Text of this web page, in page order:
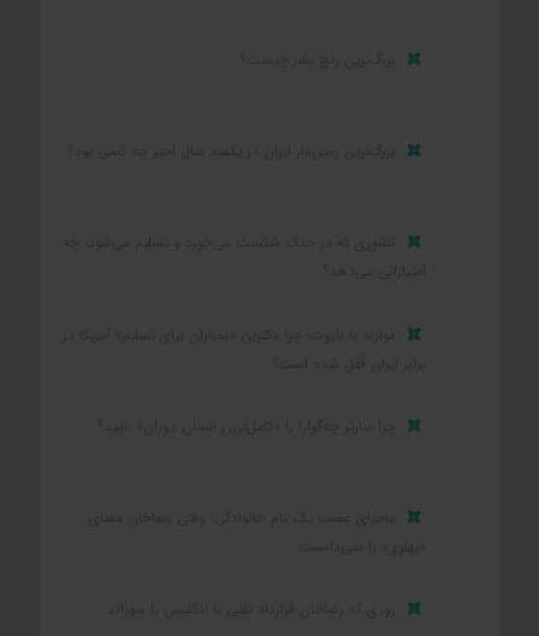
بزرگ‌ترین رنج بشر چیست؟
بزرگ‌ترین زمین‌دار ایران در یکصد سال اخیر چه کسی بود؟
کشوری که در جنگ شکست می‌خورد و تسلیم می‌شود، چه
امتیازاتی می‌دهد؟
موازنه با باروت؛ چرا دکترین «بمباران برای تسلیم» آمریکا در
چرا سارتر چه‌گوارا را «کامل‌ترین انسان دوران» نامید؟
ماجرای غصب یک نام خانوادگی؛ وقتی رضاخان معنای
«پهلوی» را نمی‌دانست